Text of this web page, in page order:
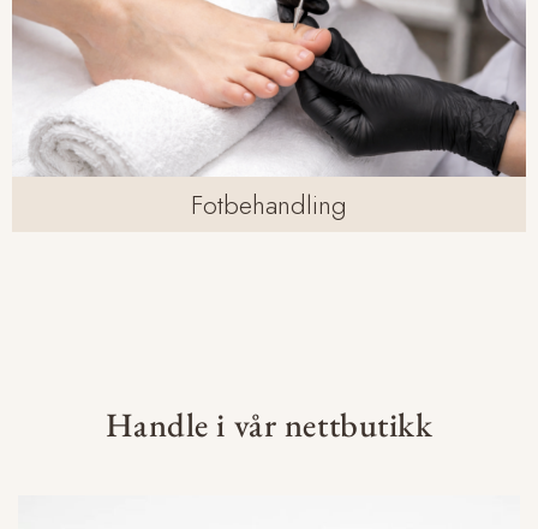
Fotbehandling
Handle i vår nettbutikk